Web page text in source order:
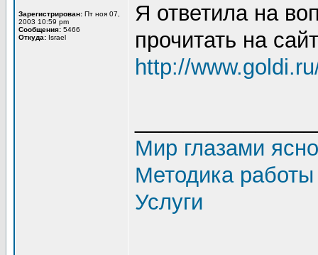
Зарегистрирован: Пт ноя 07,
2003 10:59 pm
Сообщения: 5466
Откуда: Israel
Я ответила на
прочитать на
http://
Мир глазами
Методика
Услуги